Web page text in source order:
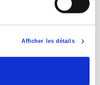
Afficher les détails